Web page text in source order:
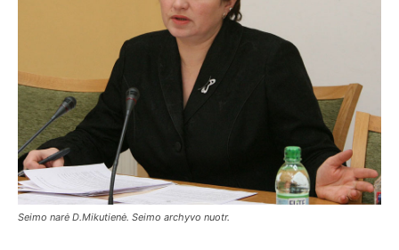
Seimo narė D.Mikutienė. Seimo archyvo nuotr.